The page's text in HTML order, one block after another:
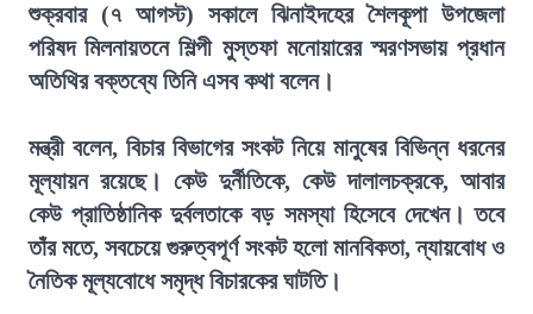
শুক্রবার (৭ আগস্ট) সকালে ঝিনাইদহের শৈলকূপা উপজেলা
পরিষদ মিলনায়তনে শিল্পী মুস্তফা মনোয়ারের স্মরণসভায় প্রধান
অতিথির বক্তব্যে তিনি এসব কথা বলেন।
মন্ত্রী বলেন, বিচার বিভাগের সংকট নিয়ে মানুষের বিভিন্ন ধরনের
মূল্যায়ন রয়েছে। কেউ দুর্নীতিকে, কেউ দালালচক্রকে, আবার
কেউ প্রাতিষ্ঠানিক দুর্বলতাকে বড় সমস্যা হিসেবে দেখেন। তবে
তাঁর মতে, সবচেয়ে গুরুত্বপূর্ণ সংকট হলো মানবিকতা, ন্যায়বোধ ও
নৈতিক মূল্যবোধে সমৃদ্ধ বিচারকের ঘাটতি।